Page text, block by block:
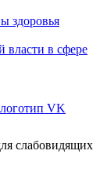
здоровья
власти в сфере
слабовидящих